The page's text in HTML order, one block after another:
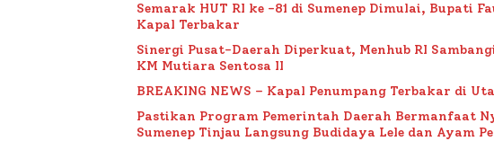
Semarak HUT RI ke -81 di Sumenep Dimulai, Bupati
Kapal Terbakar
Sinergi Pusat-Daerah Diperkuat, Menhub RI
KM Mutiara Sentosa II
BREAKING NEWS – Kapal Penumpang Terbakar di
Pastikan Program Pemerintah Daerah Bermanfaat
Sumenep Tinjau Langsung Budidaya Lele dan Ayam